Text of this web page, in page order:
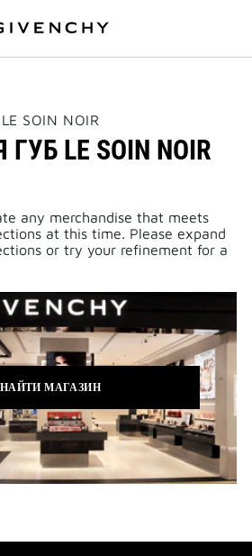
THIS
WILL
OPEN
LE SOIN NOIR
LE SOIN NOIR
any merchandise that meets
at this time. Please expand
or try your refinement for a
НАЙТИ МАГАЗИН(NEW
WINDOW)